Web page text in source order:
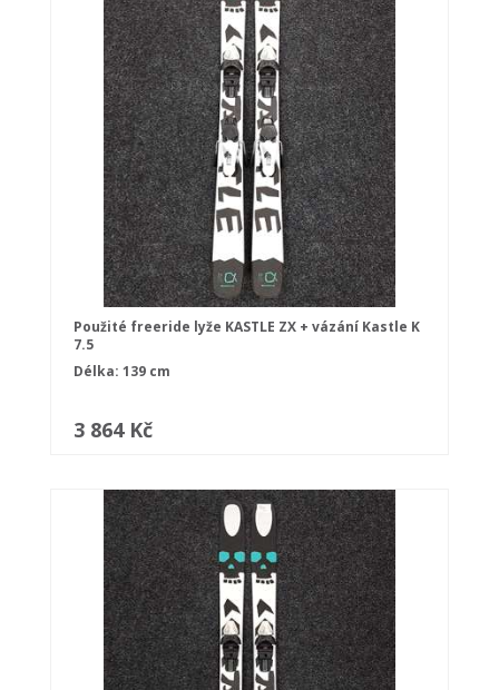
Použité freeride lyže KASTLE ZX + vázání Kastle K
7.5
Délka: 139 cm
3 864 Kč